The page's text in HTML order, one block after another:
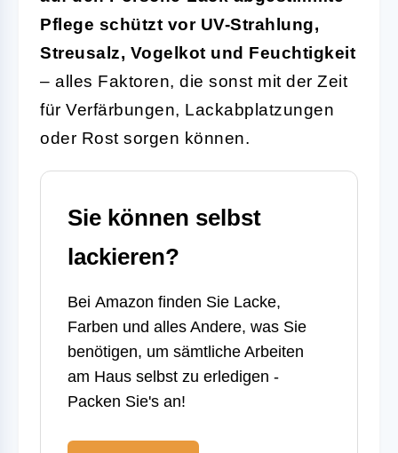
Pflege schützt vor UV-Strahlung,
Streusalz, Vogelkot und Feuchtigkeit
– alles Faktoren, die sonst mit der Zeit
für Verfärbungen, Lackabplatzungen
oder Rost sorgen können.
Sie können selbst
lackieren?
Bei Amazon finden Sie Lacke,
Farben und alles Andere, was Sie
benötigen, um sämtliche Arbeiten
am Haus selbst zu erledigen -
Packen Sie's an!